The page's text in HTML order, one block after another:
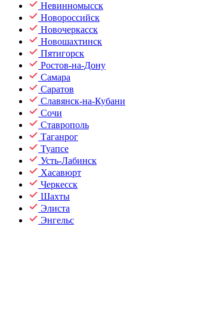
Невинномысск
Новороссийск
Новочеркасск
Новошахтинск
Пятигорск
Ростов-на-Дону
Самара
Саратов
Славянск-на-Кубани
Сочи
Ставрополь
Таганрог
Туапсе
Усть-Лабинск
Хасавюрт
Черкесск
Шахты
Элиста
Энгельс